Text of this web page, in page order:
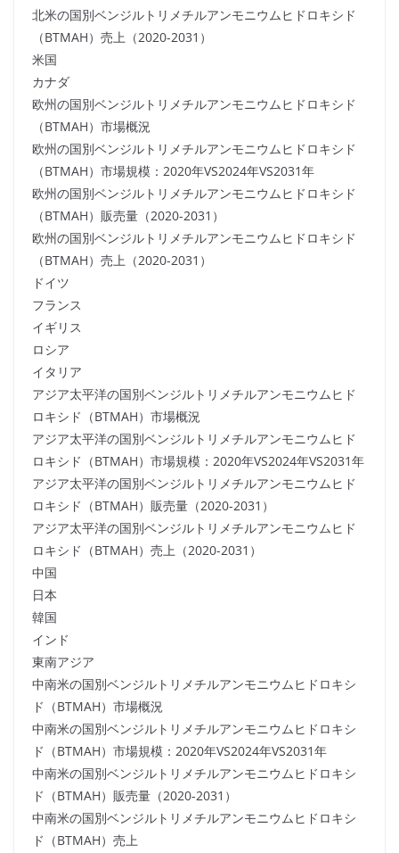
北米の国別ベンジルトリメチルアンモニウムヒドロキシド
（BTMAH）売上（2020-2031）
米国
カナダ
欧州の国別ベンジルトリメチルアンモニウムヒドロキシド
（BTMAH）市場概況
欧州の国別ベンジルトリメチルアンモニウムヒドロキシド
（BTMAH）市場規模：2020年VS2024年VS2031年
欧州の国別ベンジルトリメチルアンモニウムヒドロキシド
（BTMAH）販売量（2020-2031）
欧州の国別ベンジルトリメチルアンモニウムヒドロキシド
（BTMAH）売上（2020-2031）
ドイツ
フランス
イギリス
ロシア
イタリア
アジア太平洋の国別ベンジルトリメチルアンモニウムヒド
ロキシド（BTMAH）市場概況
アジア太平洋の国別ベンジルトリメチルアンモニウムヒド
ロキシド（BTMAH）市場規模：2020年VS2024年VS2031年
アジア太平洋の国別ベンジルトリメチルアンモニウムヒド
ロキシド（BTMAH）販売量（2020-2031）
アジア太平洋の国別ベンジルトリメチルアンモニウムヒド
ロキシド（BTMAH）売上（2020-2031）
中国
日本
韓国
インド
東南アジア
中南米の国別ベンジルトリメチルアンモニウムヒドロキシ
ド（BTMAH）市場概況
中南米の国別ベンジルトリメチルアンモニウムヒドロキシ
ド（BTMAH）市場規模：2020年VS2024年VS2031年
中南米の国別ベンジルトリメチルアンモニウムヒドロキシ
ド（BTMAH）販売量（2020-2031）
中南米の国別ベンジルトリメチルアンモニウムヒドロキシ
ド（BTMAH）売上